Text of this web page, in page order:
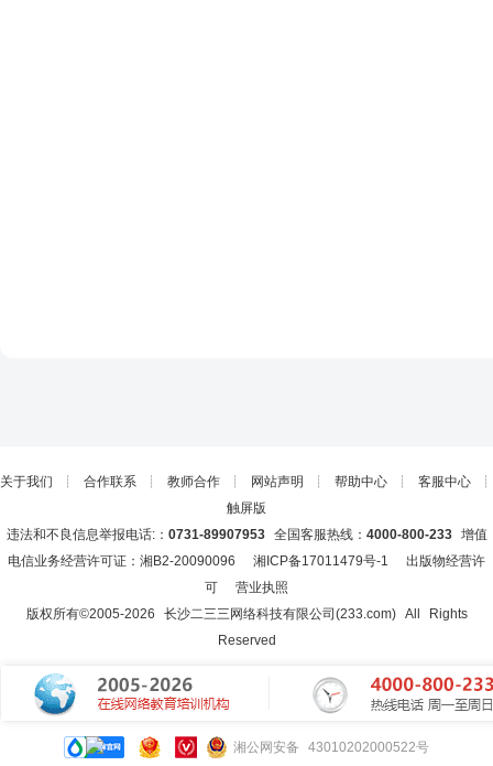
关于我们 ┊ 合作联系 ┊ 教师合作 ┊ 网站声明 ┊ 帮助中心 ┊ 客服中心 ┊
触屏版
违法和不良信息举报电话:： 0731-89907953全国客服热线： 4000-800-233增值
电信业务经营许可证：湘B2-20090096 湘ICP备17011479号-1
出版物经营许
可
营业执照
版权所有©2005-2026 长沙二三三网络科技有限公司(233.com)All Rights
Reserved
湘公网安备 43010202000522号